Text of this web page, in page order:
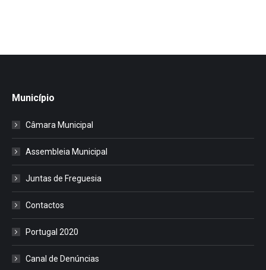
Município
Câmara Municipal
Assembleia Municipal
Juntas de Freguesia
Contactos
Portugal 2020
Canal de Denúncias